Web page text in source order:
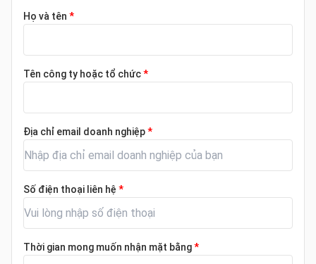
Họ và tên *
Tên công ty hoặc tổ chức*
Địa chỉ email doanh nghiệp*
Số điện thoại liên hệ *
Thời gian mong muốn nhận mặt bằng*